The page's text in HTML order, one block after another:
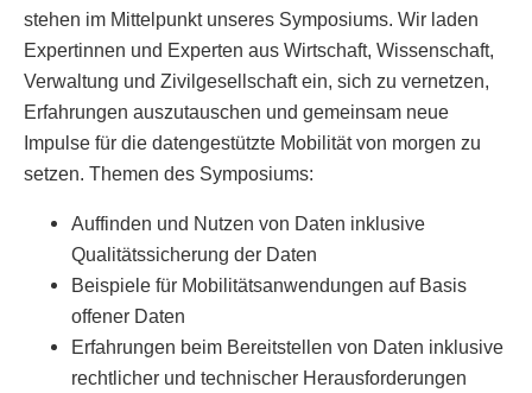
stehen im Mittelpunkt unseres Symposiums. Wir laden
Expertinnen und Experten aus Wirtschaft, Wissenschaft,
Verwaltung und Zivilgesellschaft ein, sich zu vernetzen,
Erfahrungen auszutauschen und gemeinsam neue
Impulse für die datengestützte Mobilität von morgen zu
setzen. Themen des Symposiums:
Auffinden und Nutzen von Daten inklusive
Qualitätssicherung der Daten
Beispiele für Mobilitätsanwendungen auf Basis
offener Daten
Erfahrungen beim Bereitstellen von Daten inklusive
rechtlicher und technischer Herausforderungen